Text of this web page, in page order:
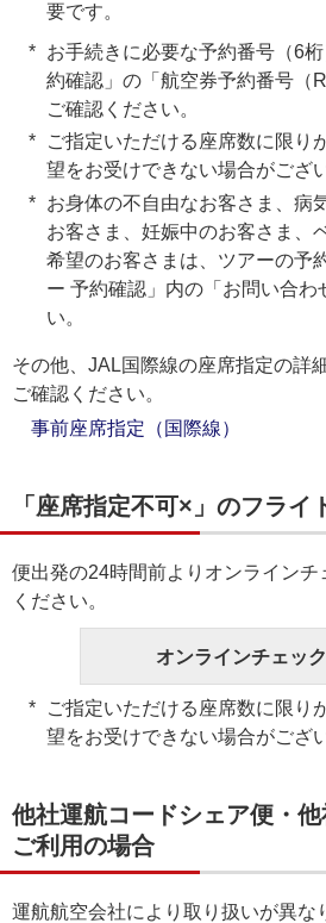
要です。
お手続きに必要な予約番号（6
約確認」の「航空券予約番号（
ご確認ください。
ご指定いただける座席数に限り
望をお受けできない場合がござ
お身体の不自由なお客さま、病
お客さま、妊娠中のお客さま、
希望のお客さまは、ツアーの予
ー 予約確認」内の「お問い合わ
い。
その他、JAL国際線の座席指定の詳
ご確認ください。
事前座席指定（国際線）
「座席指定不可×」のフライ
便出発の24時間前よりオンライン
ください。
オンラインチェッ
ご指定いただける座席数に限り
望をお受けできない場合がござ
他社運航コードシェア便・
ご利用の場合
運航航空会社により取り扱いが異な